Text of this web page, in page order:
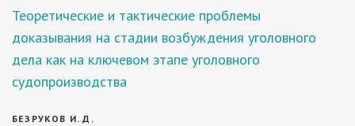
Теоретические и тактические проблемы
доказывания на стадии возбуждения уголовного
дела как на ключевом этапе уголовного
судопроизводства
БЕЗРУКОВ И. Д.